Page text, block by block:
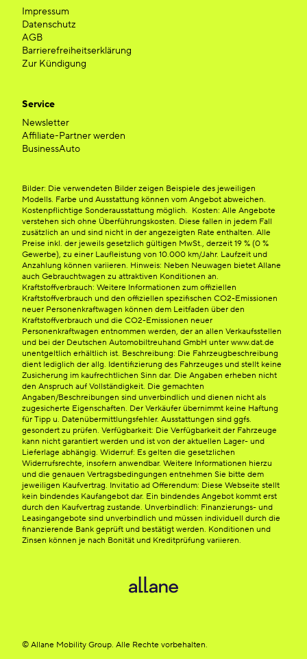
Impressum
Datenschutz
AGB
Barrierefreiheitserklärung
Zur Kündigung
Service
Newsletter
Affiliate-Partner werden
BusinessAuto
Bilder: Die verwendeten Bilder zeigen Beispiele des jeweiligen
Modells. Farbe und Ausstattung können vom Angebot abweichen.
Kostenpflichtige Sonderausstattung möglich. Kosten: Alle Angebote
verstehen sich ohne Überführungskosten. Diese fallen in jedem Fall
zusätzlich an und sind nicht in der angezeigten Rate enthalten. Alle
Preise inkl. der jeweils gesetzlich gültigen MwSt., derzeit 19 % (0 %
Gewerbe), zu einer Laufleistung von 10.000 km/Jahr. Laufzeit und
Anzahlung können variieren. Hinweis: Neben Neuwagen bietet Allane
auch Gebrauchtwagen zu attraktiven Konditionen an.
Kraftstoffverbrauch: Weitere Informationen zum offiziellen
Kraftstoffverbrauch und den offiziellen spezifischen CO2-Emissionen
neuer Personenkraftwagen können dem Leitfaden über den
Kraftstoffverbrauch und die CO2-Emissionen neuer
Personenkraftwagen entnommen werden, der an allen Verkaufsstellen
und bei der Deutschen Automobiltreuhand GmbH unter www.dat.de
unentgeltlich erhältlich ist. Beschreibung: Die Fahrzeugbeschreibung
dient lediglich der allg. Identifizierung des Fahrzeuges und stellt keine
Zusicherung im kaufrechtlichen Sinn dar. Die Angaben erheben nicht
den Anspruch auf Vollständigkeit. Die gemachten
Angaben/Beschreibungen sind unverbindlich und dienen nicht als
zugesicherte Eigenschaften. Der Verkäufer übernimmt keine Haftung
für Tipp u. Datenübermittlungsfehler. Ausstattungen sind ggfs.
gesondert zu prüfen. Verfügbarkeit: Die Verfügbarkeit der Fahrzeuge
kann nicht garantiert werden und ist von der aktuellen Lager- und
Lieferlage abhängig. Widerruf: Es gelten die gesetzlichen
Widerrufsrechte, insofern anwendbar. Weitere Informationen hierzu
und die genauen Vertragsbedingungen entnehmen Sie bitte dem
jeweiligen Kaufvertrag. Invitatio ad Offerendum: Diese Webseite stellt
kein bindendes Kaufangebot dar. Ein bindendes Angebot kommt erst
durch den Kaufvertrag zustande. Unverbindlich: Finanzierungs- und
Leasingangebote sind unverbindlich und müssen individuell durch die
finanzierende Bank geprüft und bestätigt werden. Konditionen und
Zinsen können je nach Bonität und Kreditprüfung variieren.
© Allane Mobility Group. Alle Rechte vorbehalten.